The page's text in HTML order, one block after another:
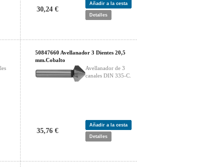
30,24 €
Añadir a la cesta
Detalles
50847660 Avellanador 3 Dientes 20,5
mm.Cobalto
Avellanador de 3
canales DIN 335-C.
35,76 €
Añadir a la cesta
Detalles